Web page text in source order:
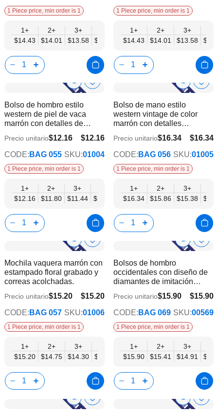
1 Piece price, min order is 1
1+
$14.43
2+
$14.01
3+
$13.58
$13.16
6+
$12.73
9+
$12.31
12+
$11.89
1 Piece price, min order is 1
1+
$14.43
2+
$14.01
3+
$13.58
Show
Info
Añadir
deseos
Bolso de hombro estilo
western de piel de vaca
marrón con detalles de
$12.16
$10.01
Precio unitario$12.16
CODE: BAG 055 SKU:01004
1 Piece price, min order is 1
1+
$12.16
2+
$11.80
3+
$11.44
$11.08
6+
$10.73
9+
$10.37
12+
$10.01
Show
Info
Bolso de mano estilo
western vintage de color
marrón con detalles
elaborados a mano.
$16.34
$13.45
Precio unitario$16.34
CODE: BAG 056 SKU:01005
1 Piece price, min order is 1
1+
$16.34
2+
$15.86
3+
$15.38
Show
Info
Añadir
la
lista
deseos
Mochila vaquera marrón con
estampado floral grabado y
correas acolchadas.
$15.20
$12.52
Precio unitario$15.20
CODE: BAG 057 SKU:01006
1 Piece price, min order is 1
1+
$15.20
2+
$14.75
3+
$14.30
$13.86
6+
$13.41
9+
$12.96
12+
$12.52
Show
lista
Bolsos de hombro
occidentales con diseño de
diamantes de imitación
vintage para mujer
$15.90
$12.92
Precio unitario$15.90
CODE: BAG 069 SKU:00569
1 Piece price, min order is 1
1+
$15.90
2+
$15.41
3+
$14.91
ShowAñadir
Show